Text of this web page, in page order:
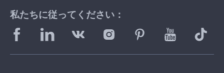
私たちに従ってください：